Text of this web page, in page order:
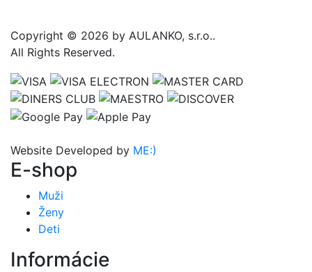
Copyright © 2026 by AULANKO, s.r.o..
All Rights Reserved.
Website Developed by ME:)
E-shop
Muži
Ženy
Deti
Informácie